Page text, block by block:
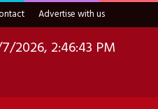
Advertise with us
2026, 2:46:44 PM